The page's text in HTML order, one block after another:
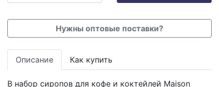
Нужны оптовые поставки?
Описание Как купить
В набор сиропов для кофе и коктейлей Maison